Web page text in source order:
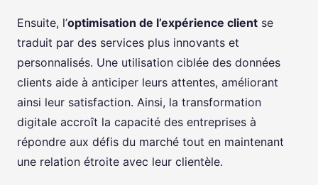
Ensuite, l’optimisation de l’expérience client se
traduit par des services plus innovants et
personnalisés. Une utilisation ciblée des données
clients aide à anticiper leurs attentes, améliorant
ainsi leur satisfaction. Ainsi, la transformation
digitale accroît la capacité des entreprises à
répondre aux défis du marché tout en maintenant
une relation étroite avec leur clientèle.